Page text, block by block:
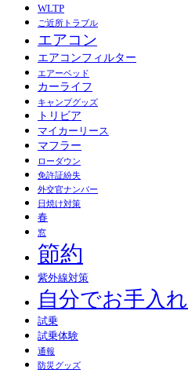
WLTP
ご近所トラブル
エアコン
エアコンフィルター
エアーベッド
カーライフ
キャンプグッズ
トリビア
マイカーリース
マフラー
ローダウン
免許証紛失
外交官ナンバー
日焼け対策
春
窓
節約
紫外線対策
自分でお手入れ
試乗
試乗体験
通報
防災グッズ